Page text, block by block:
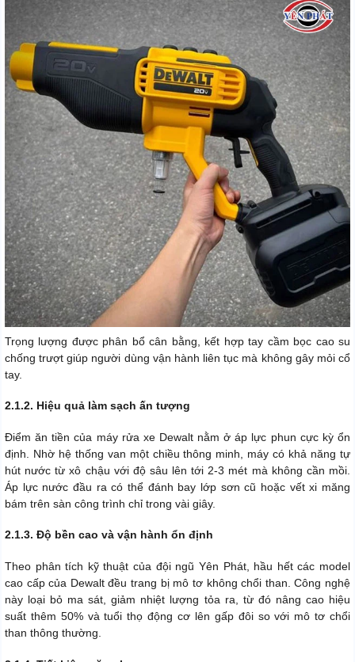
Trọng lượng được phân bổ cân bằng, kết hợp tay cầm bọc cao su
chống trượt giúp người dùng vận hành liên tục mà không gây mỏi cổ
tay.
2.1.2. Hiệu quả làm sạch ấn tượng
Điểm ăn tiền của máy rửa xe Dewalt nằm ở áp lực phun cực kỳ ổn
định. Nhờ hệ thống van một chiều thông minh, máy có khả năng tự
hút nước từ xô chậu với độ sâu lên tới 2-3 mét mà không cần mồi.
Áp lực nước đầu ra có thể đánh bay lớp sơn cũ hoặc vết xi măng
bám trên sàn công trình chỉ trong vài giây.
2.1.3. Độ bền cao và vận hành ổn định
Theo phân tích kỹ thuật của đội ngũ Yên Phát, hầu hết các model
cao cấp của Dewalt đều trang bị mô tơ không chổi than. Công nghệ
này loại bỏ ma sát, giảm nhiệt lượng tỏa ra, từ đó nâng cao hiệu
suất thêm 50% và tuổi thọ động cơ lên gấp đôi so với mô tơ chổi
than thông thường.